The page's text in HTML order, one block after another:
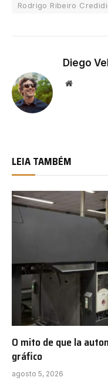
Rodrigo Ribeiro
Diego
Website
LEIA TAMBÉM
O mito de que la
gráfico
agosto 5, 2026